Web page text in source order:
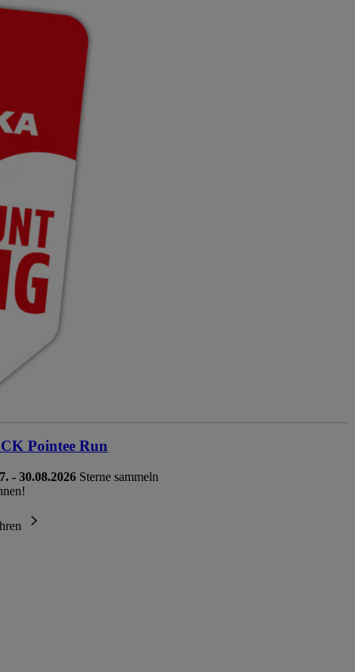
Pointee Run
- 30.08.2026 Sterne sammeln